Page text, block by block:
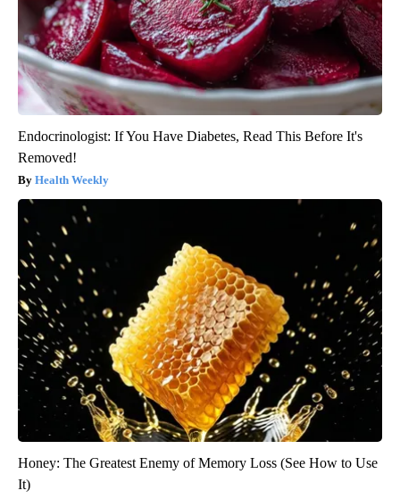
Endocrinologist: If You Have Diabetes, Read This Before It's
Removed!
Health Weekly
Honey: The Greatest Enemy of Memory Loss (See How to Use
It)